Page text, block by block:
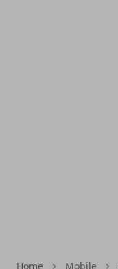
Home Mobile